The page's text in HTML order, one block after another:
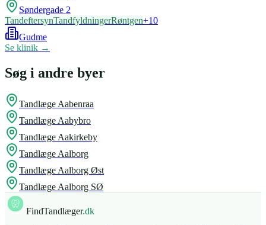
Søndergade 2
TandeftersynTandfyldningerRøntgen+10
Gudme
Se klinik →
Søg i andre byer
Tandlæge Aabenraa
Tandlæge Aabybro
Tandlæge Aakirkeby
Tandlæge Aalborg
Tandlæge Aalborg Øst
Tandlæge Aalborg SØ
FindTandlæger.dk